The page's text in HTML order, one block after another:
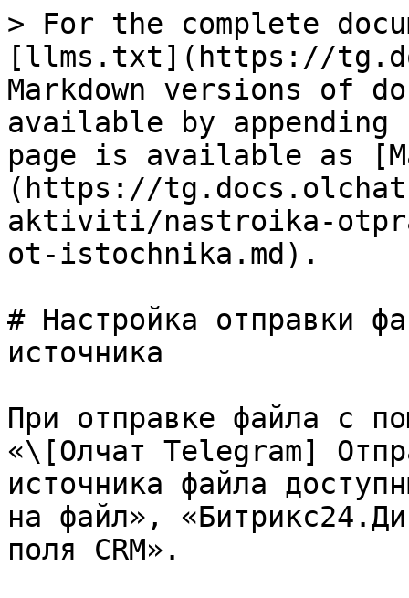
> For the complete
[llms.txt](https://
Markdown versions of
available by
page is available as
(https://
aktiviti/nastroika-
ot-istochnika.md).
# Настройка отправки
источника
При отправке файла с
«\[Олчат Telegram]
источника файла
на файл»,
поля CRM».